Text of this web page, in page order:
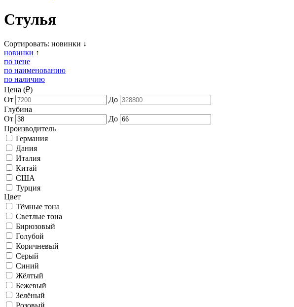
Стулья
Сортировать: новинки ↓
новинки ↑
по цене
по наименованию
по наличию
Цена (₽)
От
До
Глубина
От
До
Производитель
Германия
Дания
Италия
Китай
США
Турция
Цвет
Тёмные тона
Светлые тона
Бирюзовый
Голубой
Коричневый
Серый
Синий
Жёлтый
Бежевый
Зелёный
Розовый